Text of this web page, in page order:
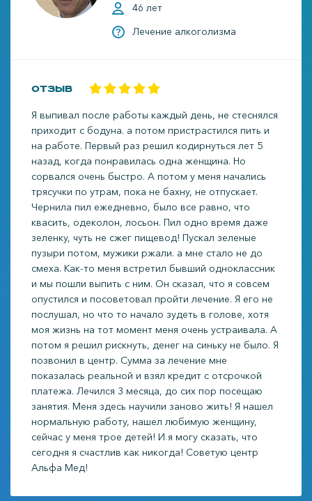
46 лет
Лечение алкоголизма
Отзыв
Я выпивал после работы каждый день, не стеснялся
приходит с бодуна. а потом пристрастился пить и
на работе. Первый раз решил кодирнуться лет 5
назад, когда понравилась одна женщина. Но
сорвался очень быстро. А потом у меня начались
трясучки по утрам, пока не бахну, не отпускает.
Чернила пил ежедневно, было все равно, что
квасить, одеколон, лосьон. Пил одно время даже
зеленку, чуть не сжег пищевод! Пускал зеленые
пузыри потом, мужики ржали. а мне стало не до
смеха. Как-то меня встретил бывший одноклассник
и мы пошли выпить с ним. Он сказал, что я совсем
опустился и посоветовал пройти лечение. Я его не
послушал, но что то начало зудеть в голове, хотя
моя жизнь на тот момент меня очень устраивала. А
потом я решил рискнуть, денег на синьку не было. Я
позвонил в центр. Сумма за лечение мне
показалась реальной и взял кредит с отсрочкой
платежа. Лечился 3 месяца, до сих пор посещаю
занятия. Меня здесь научили заново жить! Я нашел
нормальную работу, нашел любимую женщину,
сейчас у меня трое детей! И я могу сказать, что
сегодня я счастлив как никогда! Советую центр
Альфа Мед!